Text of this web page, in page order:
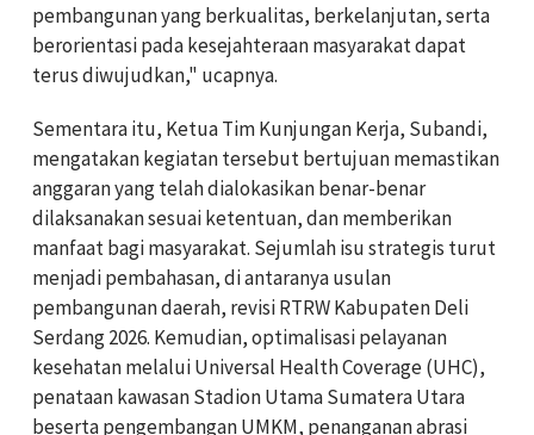
pembangunan yang berkualitas, berkelanjutan, serta
berorientasi pada kesejahteraan masyarakat dapat
terus diwujudkan," ucapnya.
Sementara itu, Ketua Tim Kunjungan Kerja, Subandi,
mengatakan kegiatan tersebut bertujuan memastikan
anggaran yang telah dialokasikan benar-benar
dilaksanakan sesuai ketentuan, dan memberikan
manfaat bagi masyarakat. Sejumlah isu strategis turut
menjadi pembahasan, di antaranya usulan
pembangunan daerah, revisi RTRW Kabupaten Deli
Serdang 2026. Kemudian, optimalisasi pelayanan
kesehatan melalui Universal Health Coverage (UHC),
penataan kawasan Stadion Utama Sumatera Utara
beserta pengembangan UMKM, penanganan abrasi